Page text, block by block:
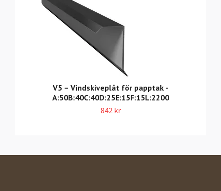
V5 – Vindskiveplåt för papptak -
A:50B:40C:40D:25E:15F:15L:2200
842 kr